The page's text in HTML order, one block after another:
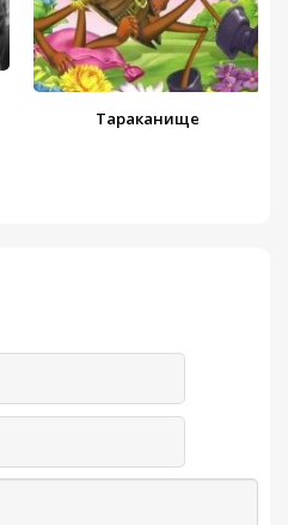
Тараканище